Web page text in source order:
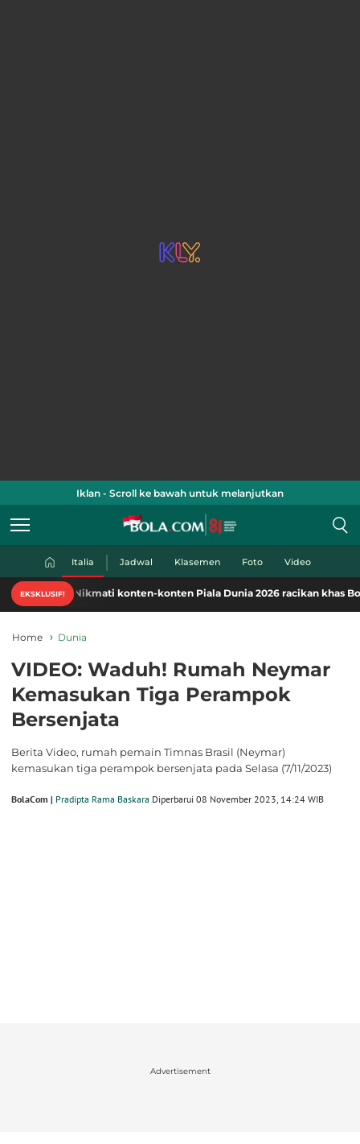
Iklan - Scroll ke bawah untuk melanjutkan
Italia Jadwal Klasemen Foto Video
EKSKLUSIF!Nikmati konten-konten Piala Dunia 2026 racikan khas
Home Dunia
VIDEO: Waduh! Rumah Neymar
Kemasukan Tiga Perampok
Bersenjata
Berita Video, rumah pemain Timnas Brasil (Neymar)
kemasukan tiga perampok bersenjata pada Selasa (7/11/2023)
BolaCom | Pradipta Rama Baskara Diperbarui 08 November 2023, 14:24 WIB
Advertisement